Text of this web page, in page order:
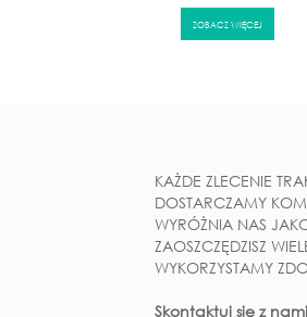
ZOBACZ WIĘCEJ
KAŻDE ZLECENIE
DOSTARCZAMY
WYRÓŻNIA NAS
ZAOSZCZĘDZISZ
WYKORZYSTAMY
Skontaktuj się z